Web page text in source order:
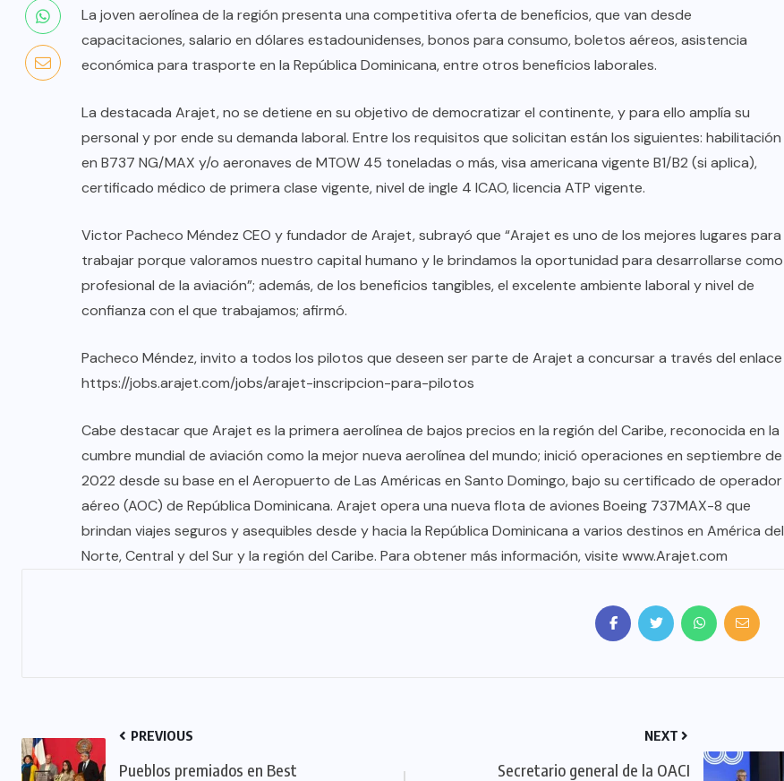
La joven aerolínea de la región presenta una competitiva oferta de beneficios, que van desde
capacitaciones, salario en dólares estadounidenses, bonos para consumo, boletos aéreos, asistencia
económica para trasporte en la República Dominicana, entre otros beneficios laborales.
La destacada Arajet, no se detiene en su objetivo de democratizar el continente, y para ello amplía su
personal y por ende su demanda laboral. Entre los requisitos que solicitan están los siguientes: habilitación
en B737 NG/MAX y/o aeronaves de MTOW 45 toneladas o más, visa americana vigente B1/B2 (si aplica),
certificado médico de primera clase vigente, nivel de ingle 4 ICAO, licencia ATP vigente.
Victor Pacheco Méndez CEO y fundador de Arajet, subrayó que “Arajet es uno de los mejores lugares para
trabajar porque valoramos nuestro capital humano y le brindamos la oportunidad para desarrollarse como
profesional de la aviación”; además, de los beneficios tangibles, el excelente ambiente laboral y nivel de
confianza con el que trabajamos; afirmó.
Pacheco Méndez, invito a todos los pilotos que deseen ser parte de Arajet a concursar a través del enlace
https://jobs.arajet.com/jobs/arajet-inscripcion-para-pilotos
Cabe destacar que Arajet es la primera aerolínea de bajos precios en la región del Caribe, reconocida en la
cumbre mundial de aviación como la mejor nueva aerolínea del mundo; inició operaciones en septiembre de
2022 desde su base en el Aeropuerto de Las Américas en Santo Domingo, bajo su certificado de operador
aéreo (AOC) de República Dominicana. Arajet opera una nueva flota de aviones Boeing 737MAX-8 que
brindan viajes seguros y asequibles desde y hacia la República Dominicana a varios destinos en América del
Norte, Central y del Sur y la región del Caribe. Para obtener más información, visite www.Arajet.com
PREVIOUS
Pueblos premiados en Best
NEXT
Secretario general de la OACI
TULUM EN BANCARROTA
TURÍSTICA POR ABUSOS Y FALTA
DE PLANEACIÓN
JUNIO 24, 2026